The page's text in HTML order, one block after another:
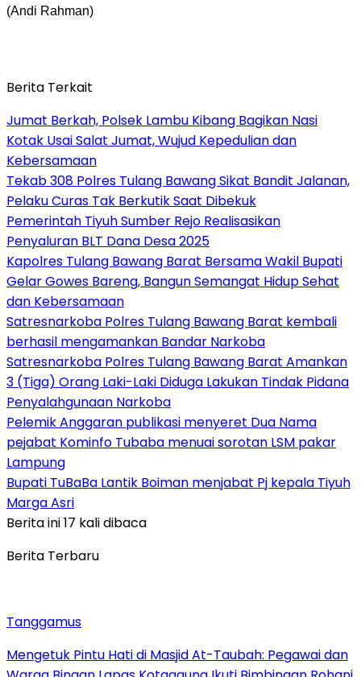
(Andi Rahman)
Berita Terkait
Jumat Berkah, Polsek Lambu Kibang Bagikan Nasi
Kotak Usai Salat Jumat, Wujud Kepedulian dan
Kebersamaan
Tekab 308 Polres Tulang Bawang Sikat Bandit Jalanan,
Pelaku Curas Tak Berkutik Saat Dibekuk
Pemerintah Tiyuh Sumber Rejo Realisasikan
Penyaluran BLT Dana Desa 2025
Kapolres Tulang Bawang Barat Bersama Wakil Bupati
Gelar Gowes Bareng, Bangun Semangat Hidup Sehat
dan Kebersamaan
Satresnarkoba Polres Tulang Bawang Barat kembali
berhasil mengamankan Bandar Narkoba
Satresnarkoba Polres Tulang Bawang Barat Amankan
3 (Tiga) Orang Laki-Laki Diduga Lakukan Tindak Pidana
Penyalahgunaan Narkoba
Pelemik Anggaran publikasi menyeret Dua Nama
pejabat Kominfo Tubaba menuai sorotan LSM pakar
Lampung
Bupati TuBaBa Lantik Boiman menjabat Pj kepala Tiyuh
Marga Asri
Berita ini 17 kali dibaca
Berita Terbaru
Tanggamus
Mengetuk Pintu Hati di Masjid At-Taubah: Pegawai dan